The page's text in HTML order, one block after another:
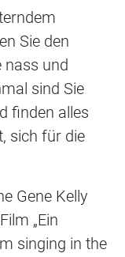
Sie den
nass und
sind Sie
finden alles
sich für die
Gene Kelly
„Ein
singing in the